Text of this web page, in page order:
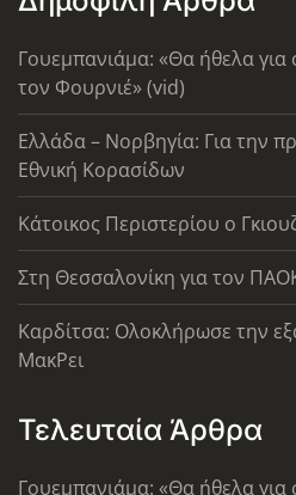
Γουεμπανιάμα: «Θα ήθελα για
τον Φουρνιέ» (vid)
Ελλάδα – Νορβηγία: Για την
Εθνική Κορασίδων
Κάτοικος Περιστερίου ο
Στη Θεσσαλονίκη για τον
Καρδίτσα: Ολοκλήρωσε την
ΜακΡει
Τελευταία Άρθρα
Γουεμπανιάμα: «Θα ήθελα για